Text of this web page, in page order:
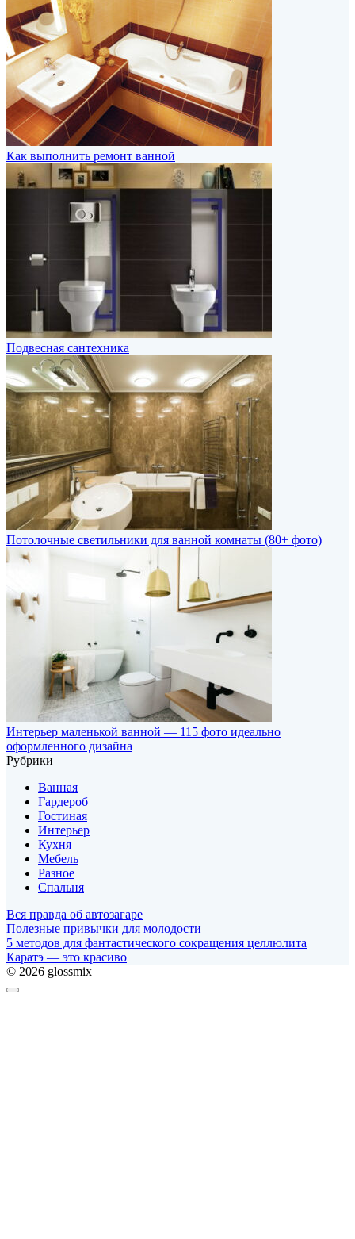
Как выполнить ремонт ванной
Подвесная сантехника
Потолочные светильники для ванной комнаты (80+ фото)
Интерьер маленькой ванной — 115 фото идеально
оформленного дизайна
Рубрики
Ванная
Гардероб
Гостиная
Интерьер
Кухня
Мебель
Разное
Спальня
Вся правда об автозагаре
Полезные привычки для молодости
5 методов для фантастического сокращения целлюлита
Каратэ — это красиво
© 2026 glossmix